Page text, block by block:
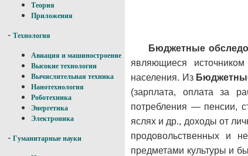
Теория
Приложения
- Технология
Авиация и машиностроение
Высокие технологии
Вычислительная техника
Нанотехнология
Роботехника
Энергетика
Электроника
- Гуманитарные науки
Бюджетные
являющиеся
населения. Из
(зарплата, оплата за
потребления — пенсии,
яслях и др., доходы от
продовольственных и
предметами культуры и